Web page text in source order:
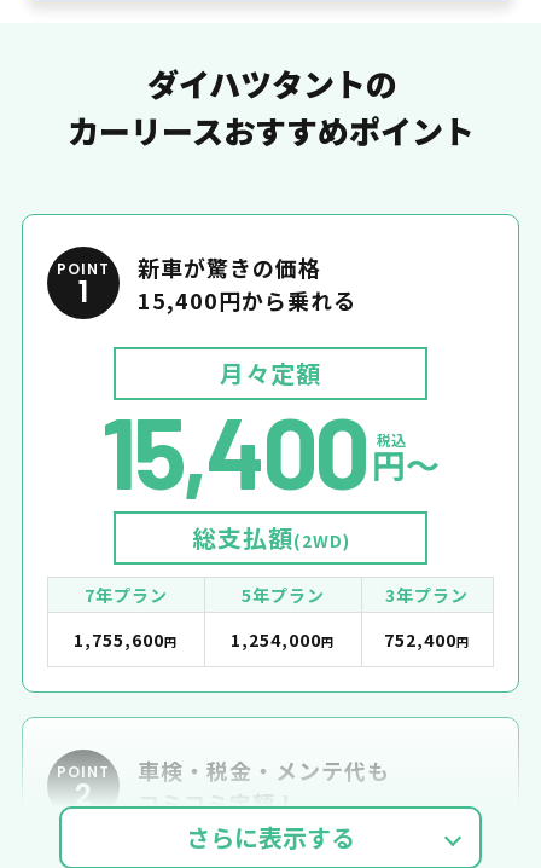
ダイハツタントの
カーリースおすすめポイント
POINT
1
新車が驚きの価格
15,400円から乗れる
月々定額
15,400 税込
円〜
総支払額(2WD)
7年プラン 5年プラン
3年プラン
1,755,600円 1,254,000円 752,400円
POINT
2
車検・税金・メンテ代も
コミコミ定額！